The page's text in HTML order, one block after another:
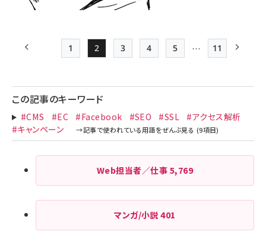
送
り
前ページ Page
1
Page
2
Page
3
Page
4
Page
5 …
最終ページ
11
この記事のキーワード
#CMS #EC #Facebook #SEO #SSL
#アクセス解析
#キャンペーン
Web担当者／仕事 5,769
マンガ/小説401